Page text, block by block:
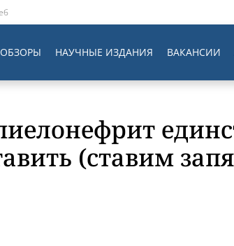
НАУЧНЫЕ ИЗДАНИЯ ВАКАНСИИ
(ставим